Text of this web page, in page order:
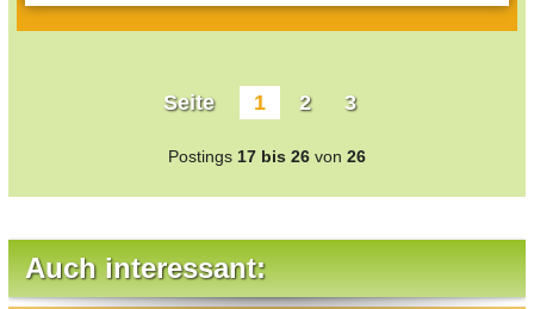
Seite 1 2 3
Postings 17 bis 26 von 26
Auch interessant: